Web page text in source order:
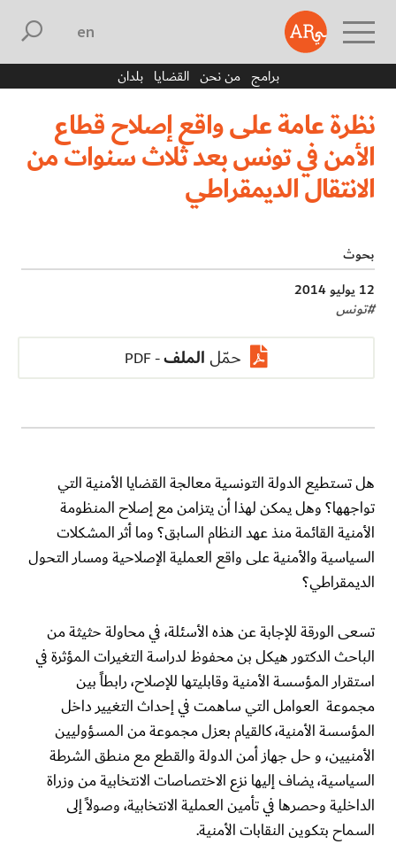
english
برامج من نحن القضايا بلدان
نظرة عامة على واقع إصلاح قطاع
الأمن في تونس بعد ثلاث سنوات من
الانتقال الديمقراطي
بحوث
12 يوليو 2014
#تونس
حمّل الملف
هل تستطيع الدولة التونسية معالجة القضايا الأمنية التي
تواجهها؟ وهل يمكن لهذا أن يتزامن مع إصلاح المنظومة
الأمنية القائمة منذ عهد النظام السابق؟ وما أثر المشكلات
السياسية والأمنية على واقع العملية الإصلاحية ومسار التحول
الديمقراطي؟
تسعى الورقة للإجابة عن هذه الأسئلة، في محاولة حثيثة من
الباحث الدكتور هيكل بن محفوظ لدراسة التغيرات المؤثرة في
استقرار المؤسسة الأمنية وقابليتها للإصلاح، رابطاً بين
مجموعة العوامل التي ساهمت في إحداث التغيير داخل
المؤسسة الأمنية، كالقيام بعزل مجموعة من المسؤوليين
الأمنيين، و حل جهاز أمن الدولة والقطع مع منطق الشرطة
السياسية، يضاف إليها نزع الاختصاصات الانتخابية من وزراة
الداخلية وحصرها في تأمين العملية الانتخابية، وصولاً إلى
السماح بتكوين النقابات الأمنية.